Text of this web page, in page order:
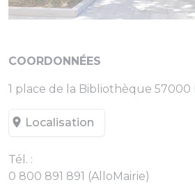
COORDONNÉES
1 place de la Bibliothèque 57000
Localisation
Tél. :
0 800 891 891 (AlloMairie)